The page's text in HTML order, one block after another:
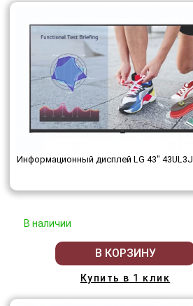
Информационный дисплей LG 43" 43UL3J
В наличии
В КОРЗИНУ
Купить в 1 клик